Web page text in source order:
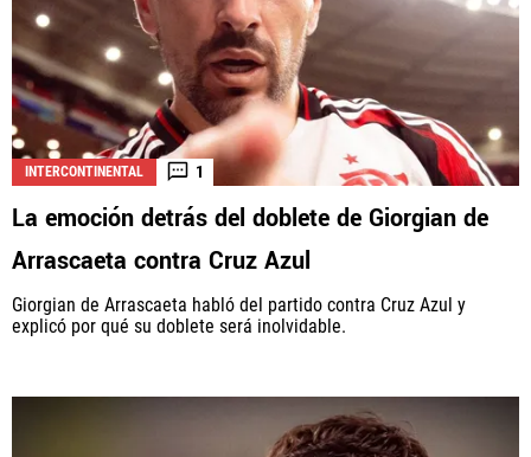
INTERCONTINENTAL 1
La emoción detrás del doblete de Giorgian de
Arrascaeta contra Cruz Azul
Giorgian de Arrascaeta habló del partido contra Cruz Azul y
explicó por qué su doblete será inolvidable.